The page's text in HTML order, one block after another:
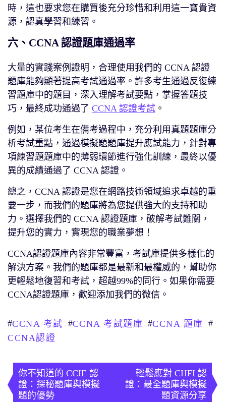
時，這也要求您在購買後充分珍惜和利用這一寶貴資
源，認真學習和練習。
六、CCNA 認證題庫通過率
大量的實踐案例證明，合理使用我們的 CCNA 認證
題庫能夠顯著提高考試通過率。許多考生通過反復練
習題庫中的題目，深入理解考試要點，掌握答題技
巧，最終成功通過了 CCNA 認證考試 。
例如，某位考生在備考過程中，充分利用真題題庫分
析考試重點，通過模擬題題庫提升應試能力，針對專
項練習題題庫中的薄弱環節進行強化訓練，最終以優
異的成績通過了 CCNA 認證。
總之，CCNA 認證是您在網路技術領域追求卓越的重
要一步，而我們的題庫將為您提供強大的支持和助
力。選擇我們的 CCNA 認證題庫，破解考試難關，
提升您的實力，實現您的職業夢想！
CCNA認證題庫內容非常豐富，考試庫提供多樣化的
解決方案。我們的題庫都是最新和最權威的，幫助你
更輕鬆地復習和考試，超越99%的同行。如果你需要
CCNA認證題庫，歡迎添加我們的微信。
#CCNA 考試 #CCNA 考試題庫 #CCNA 題庫 #
CCNA認證
章
導
你不知道的 CCIE 認
證：探秘題庫與模擬
題的優勢
輕鬆應對 CHFI 認
證：最全題庫與模擬
題資源分享